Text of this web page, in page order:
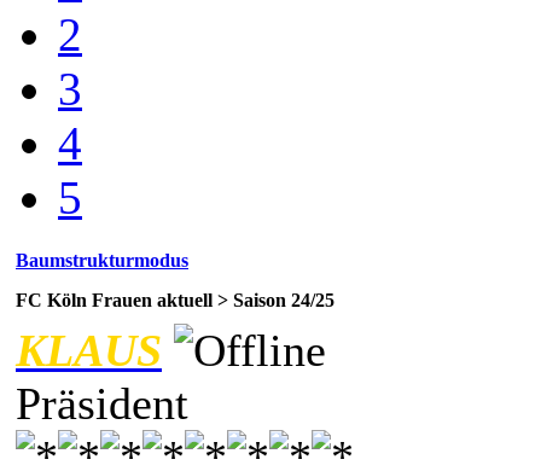
2
3
4
5
Baumstrukturmodus
FC Köln Frauen aktuell > Saison 24/25
KLAUS
Präsident